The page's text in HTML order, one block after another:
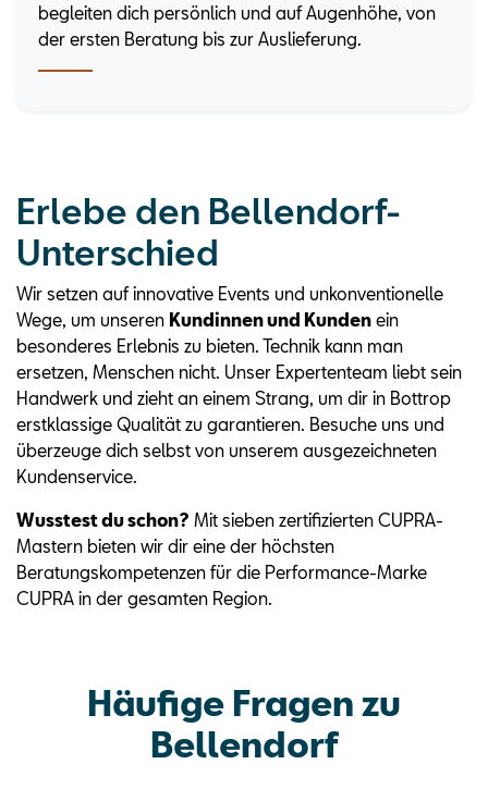
begleiten dich persönlich und auf Augenhöhe, von
der ersten Beratung bis zur Auslieferung.
Erlebe den Bellendorf-
Unterschied
Wir setzen auf innovative Events und unkonventionelle
Wege, um unseren Kundinnen und Kunden ein
besonderes Erlebnis zu bieten. Technik kann man
ersetzen, Menschen nicht. Unser Expertenteam liebt sein
Handwerk und zieht an einem Strang, um dir in Bottrop
erstklassige Qualität zu garantieren. Besuche uns und
überzeuge dich selbst von unserem ausgezeichneten
Kundenservice.
Wusstest du schon? Mit sieben zertifizierten CUPRA-
Mastern bieten wir dir eine der höchsten
Beratungskompetenzen für die Performance-Marke
CUPRA in der gesamten Region.
Häufige Fragen zu
Bellendorf